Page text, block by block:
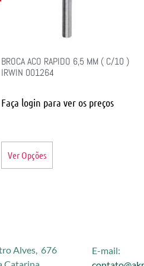
BROCA ACO RAPIDO 6,5 MM ( C/10 )
IRWIN 001264
Faça login para ver os preços
Ver Opções
Alves, 676
E-mail: